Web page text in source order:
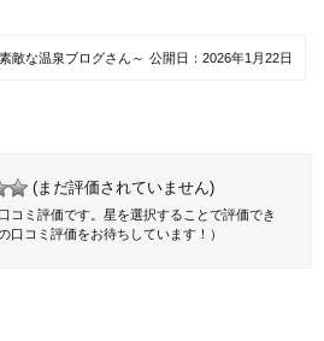
敵な温泉ブログさん～ 公開日： 2026年1月22日
(まだ評価されていません)
コミ評価です。星を選択することで評価でき
口コミ評価をお待ちしています！）